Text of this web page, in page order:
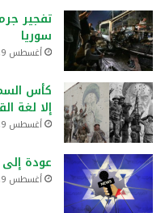
تفجير
سوريا
أغسطس 9, 2026
كأس
إلا لغة
أغسطس 9, 2026
عودة
أغسطس 9, 2026